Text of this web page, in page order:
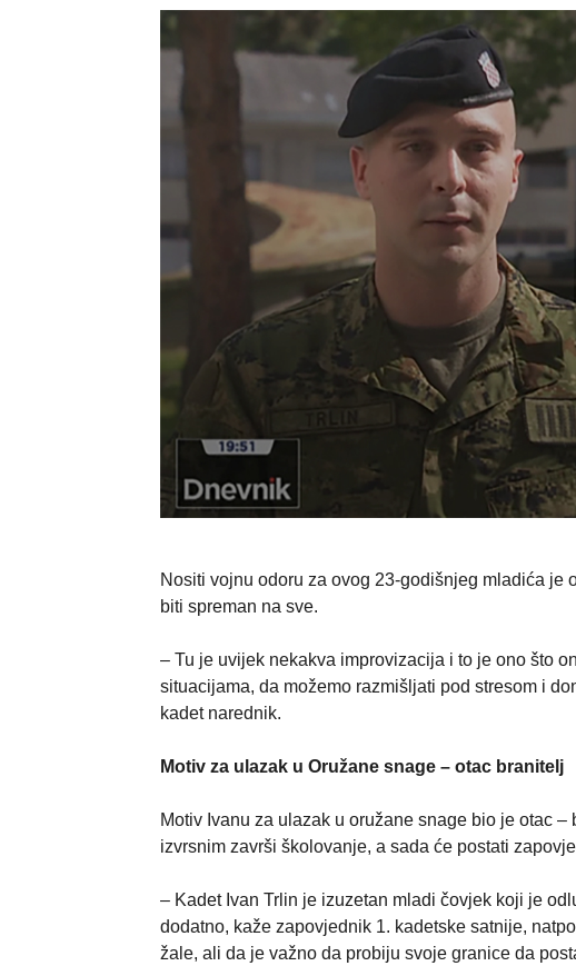
Nositi vojnu odoru za ovog 23-godišnjeg mladića
biti spreman na sve.
– Tu je uvijek nekakva improvizacija i to je ono što
situacijama, da možemo razmišljati pod stresom i
kadet narednik.
Motiv za ulazak u Oružane snage – otac branitelj
Motiv Ivanu za ulazak u oružane snage bio je otac
izvrsnim završi školovanje, a sada će postati
– Kadet Ivan Trlin je izuzetan mladi čovjek koji je
dodatno, kaže zapovjednik 1. kadetske satnije,
žale, ali da je važno da probiju svoje granice da